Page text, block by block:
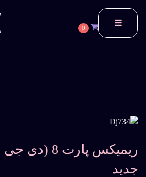
0
ریمیکس پارت 8 (دی جی 360بیکلام )
جدید